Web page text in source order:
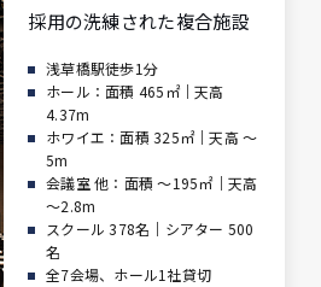
採用の洗練された複合施設
浅草橋駅徒歩1分
ホール：面積 465㎡｜天高
4.37m
ホワイエ：面積 325㎡｜天高 ～
5m
会議室 他：面積 ～195㎡｜天高
～2.8m
スクール 378名｜シアター 500
名
全7会場、ホール1社貸切